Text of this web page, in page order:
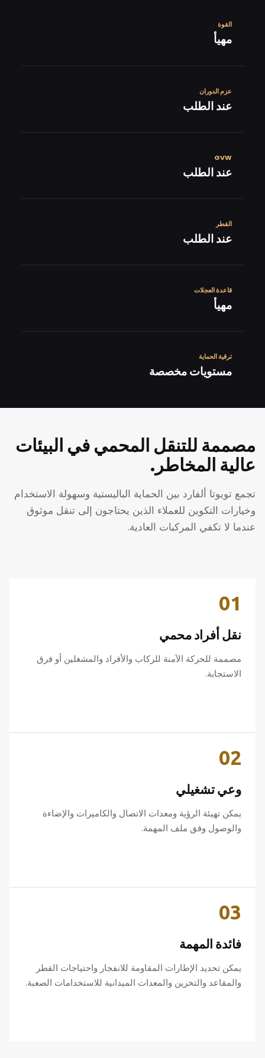
القوة
مهيأ
عزم الدوران
عند الطلب
GVW
عند الطلب
القطر
عند الطلب
قاعدة العجلات
مهيأ
ترقية الحماية
مستويات مخصصة
مصممة للتنقل المحمي في البيئات
عالية المخاطر.
تجمع تويوتا ألفارد بين الحماية الباليستية وسهولة الاستخدام
وخيارات التكوين للعملاء الذين يحتاجون إلى تنقل موثوق
عندما لا تكفي المركبات العادية.
01
نقل أفراد محمي
مصممة للحركة الآمنة للركاب والأفراد والمشغلين أو فرق
الاستجابة.
02
وعي تشغيلي
يمكن تهيئة الرؤية ومعدات الاتصال والكاميرات والإضاءة
والوصول وفق ملف المهمة.
03
فائدة المهمة
يمكن تحديد الإطارات المقاومة للانفجار واحتياجات القطر
والمقاعد والتخزين والمعدات الميدانية للاستخدامات الصعبة.